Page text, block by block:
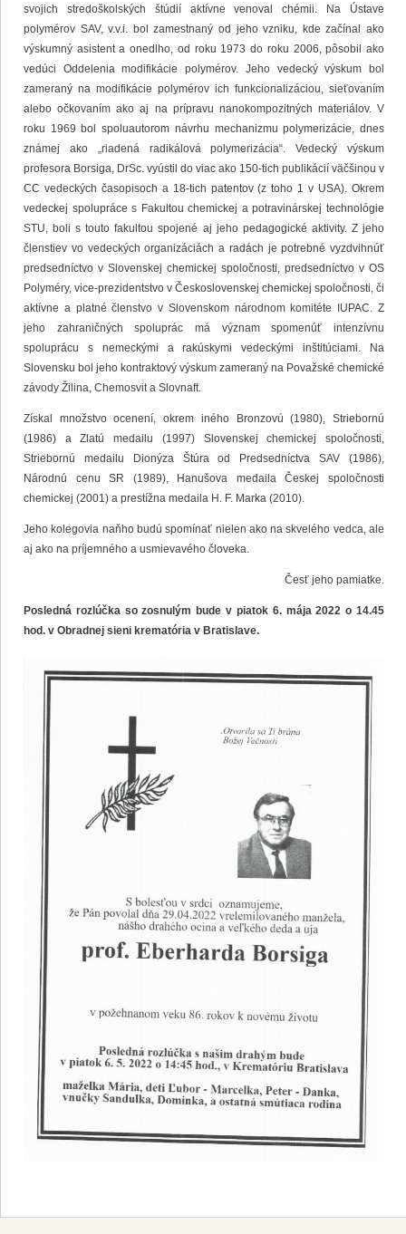
svojich stredoškolských štúdií aktívne venoval chémii. Na Ústave
polymérov SAV, v.v.i. bol zamestnaný od jeho vzniku, kde začínal ako
výskumný asistent a onedlho, od roku 1973 do roku 2006, pôsobil ako
vedúci Oddelenia modifikácie polymérov. Jeho vedecký výskum bol
zameraný na modifikácie polymérov ich funkcionalizáciou, sieťovaním
alebo očkovaním ako aj na prípravu nanokompozitných materiálov. V
roku 1969 bol spoluautorom návrhu mechanizmu polymerizácie, dnes
známej ako „riadená radikálová polymerizácia“. Vedecký výskum
profesora Borsiga, DrSc. vyústil do viac ako 150-tich publikácií väčšinou v
CC vedeckých časopisoch a 18-tich patentov (z toho 1 v USA). Okrem
vedeckej spolupráce s Fakultou chemickej a potravinárskej technológie
STU, boli s touto fakultou spojené aj jeho pedagogické aktivity. Z jeho
členstiev vo vedeckých organizáciách a radách je potrebné vyzdvihnúť
predsedníctvo v Slovenskej chemickej spoločnosti, predsedníctvo v OS
Polyméry, vice-prezidentstvo v Československej chemickej spoločnosti, či
aktívne a platné členstvo v Slovenskom národnom komitéte IUPAC. Z
jeho zahraničných spoluprác má význam spomenúť intenzívnu
spoluprácu s nemeckými a rakúskymi vedeckými inštitúciami. Na
Slovensku bol jeho kontraktový výskum zameraný na Považské chemické
závody Žilina, Chemosvit a Slovnaft.
Získal množstvo ocenení, okrem iného Bronzovú (1980), Striebornú
(1986) a Zlatú medailu (1997) Slovenskej chemickej spoločnosti,
Striebornú medailu Dionýza Štúra od Predsedníctva SAV (1986),
Národnú cenu SR (1989), Hanušova medaila Českej spoločnosti
chemickej (2001) a prestížna medaila H. F. Marka (2010).
Jeho kolegovia naňho budú spomínať nielen ako na skvelého vedca, ale
aj ako na príjemného a usmievavého človeka.
Česť jeho pamiatke.
Posledná rozlúčka so zosnulým bude v piatok 6. mája 2022 o 14.45
hod. v Obradnej sieni krematória v Bratislave.